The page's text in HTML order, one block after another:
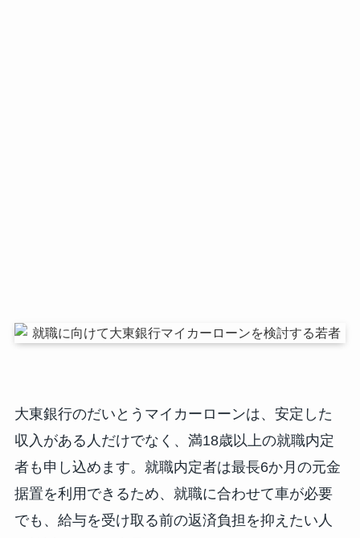
大東銀行のだいとうマイカーローンは、安定した
収入がある人だけでなく、満18歳以上の就職内定
者も申し込めます。就職内定者は最長6か月の元金
据置を利用できるため、就職に合わせて車が必要
でも、給与を受け取る前の返済負担を抑えたい人